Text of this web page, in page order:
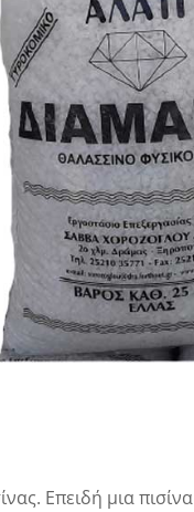
Επειδή μια πισίνα